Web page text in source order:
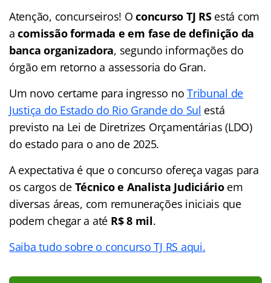
Atenção, concurseiros! Oconcurso TJ RSestá com
acomissão formada e em fase de definição da
banca organizadora, segundo informações do
órgão em retorno a assessoria do Gran.
Um novo certame para ingresso noTribunal de
Justiça do Estado do Rio Grande do Sul está
previsto na Lei de Diretrizes Orçamentárias (LDO)
do estado para o ano de 2025.
A expectativa é que o concurso ofereça vagas para
os cargos de Técnico e Analista Judiciário em
diversas áreas, com remunerações iniciais que
podem chegar a até R$ 8 mil.
Saiba tudo sobre o concurso TJ RS aqui.